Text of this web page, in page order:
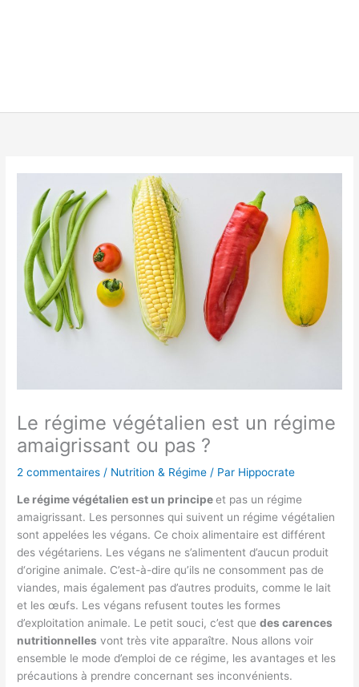
Le régime végétalien est un régime
amaigrissant ou pas ?
2 commentaires / Nutrition & Régime / Par Hippocrate
Le régime végétalien est un principeet pas un régime
amaigrissant. Les personnes qui suivent un régime végétalien
sont appelées les végans. Ce choix alimentaire est différent
des végétariens. Les végans ne s’alimentent d’aucun produit
d‘origine animale. C’est-à-dire qu’ils ne consomment pas de
viandes, mais également pas d’autres produits, comme le lait
et les œufs. Les végans refusent toutes les formes
d’exploitation animale. Le petit souci, c’est quedes carences
nutritionnelles vont très vite apparaître. Nous allons voir
ensemble le mode d’emploi de ce régime, les avantages et les
précautions à prendre concernant ses inconvénients.